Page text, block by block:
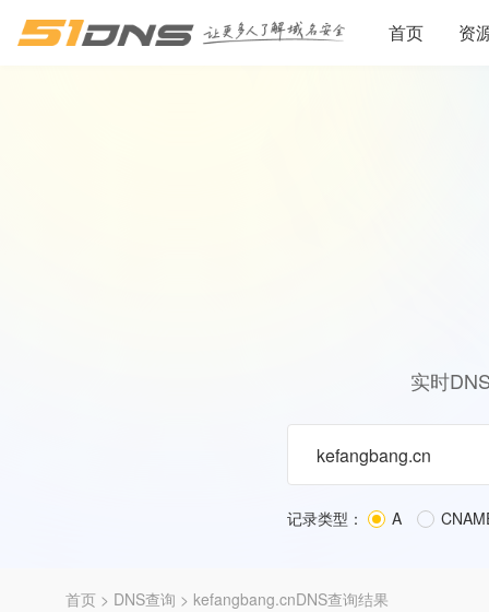
首页 资
实时
记录类型： A
首页 > DNS查询 > kefangbang.cnDNS查询结果